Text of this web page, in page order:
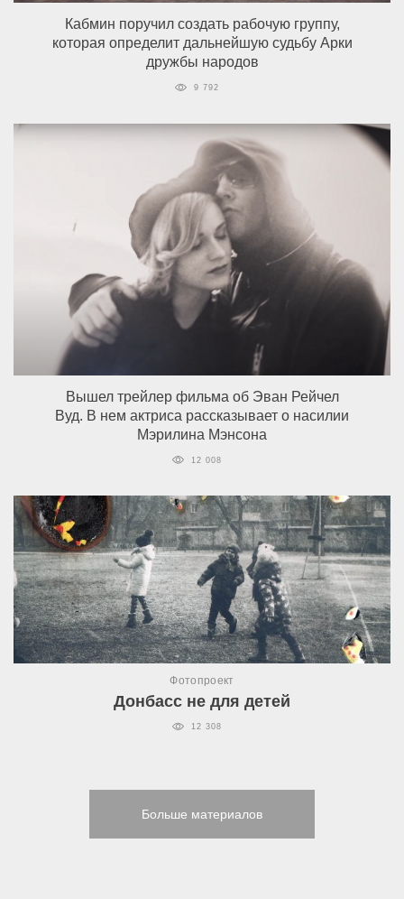
Кабмин поручил создать рабочую группу,
которая определит дальнейшую судьбу Арки
дружбы народов
9 792
Вышел трейлер фильма об Эван Рейчел
Вуд. В нем актриса рассказывает о насилии
Мэрилина Мэнсона
12 008
Фотопроект
Донбасс не для детей
12 308
Больше материалов